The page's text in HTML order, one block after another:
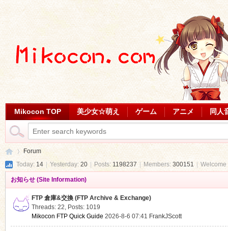
Mikocon TOP 美少女☆萌え ゲーム アニメ 同人
Forum
Today: 14 Yesterday: 20 Posts: 1198237 Members: 300151
お知らせ (Site Information)
FTP 倉庫&交換 (FTP Archive & Exchange)
Threads: 22, Posts: 1019
Mikocon FTP Quick Guide 2026-8-6 07:41 FrankJScott